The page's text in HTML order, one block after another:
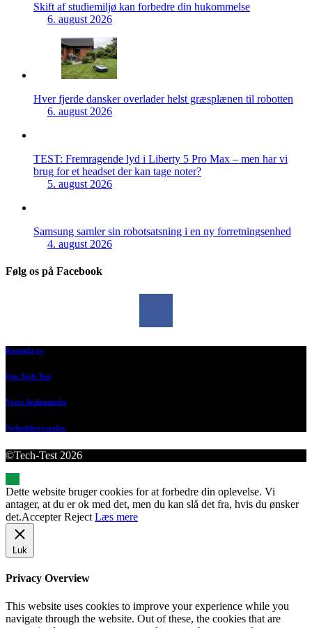
Skift af studiemiljø kan forbedre din hukommelse
6. august 2026
Hver fjerde dansker overlader helst græsplænen til robotten
6. august 2026
TEST: Fremragende lyd i Liberty 5 Pro Max – men har vi
brug for et headset der kan tage noter?
5. august 2026
Samsung samler sin robotsatsning i en ny forretningsenhed
4. august 2026
Følg os på Facebook
Kontakt os
Om Tech-Test
Vores bedømmelse
Nyhedsbrevsarkiv
©Tech-Test 2026
Dette website bruger cookies for at forbedre din oplevelse. Vi
antager, at du er ok med det, men du kan slå det fra, hvis du ønsker
det.Accepter Reject Læs mere
Luk
Privacy Overview
This website uses cookies to improve your experience while you
navigate through the website. Out of these, the cookies that are